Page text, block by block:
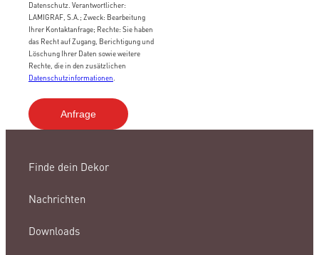
Datenschutz. Verantwortlicher:
LAMIGRAF, S.A.; Zweck: Bearbeitung
Ihrer Kontaktanfrage; Rechte: Sie haben
das Recht auf Zugang, Berichtigung und
Löschung Ihrer Daten sowie weitere
Rechte, die in den zusätzlichen
Datenschutzinformationen
Finde dein Dekor
Nachrichten
Downloads